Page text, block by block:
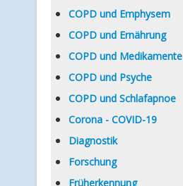
COPD und Emphysem
COPD und Ernährung
COPD und Medikamente
COPD und Psyche
COPD und Schlafapnoe
Corona - COVID-19
Diagnostik
Forschung
Früherkennung